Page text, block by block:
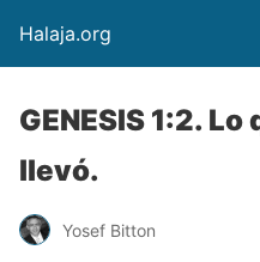
Halaja.org
GENESIS 1:2.
llevó.
Yosef Bitton